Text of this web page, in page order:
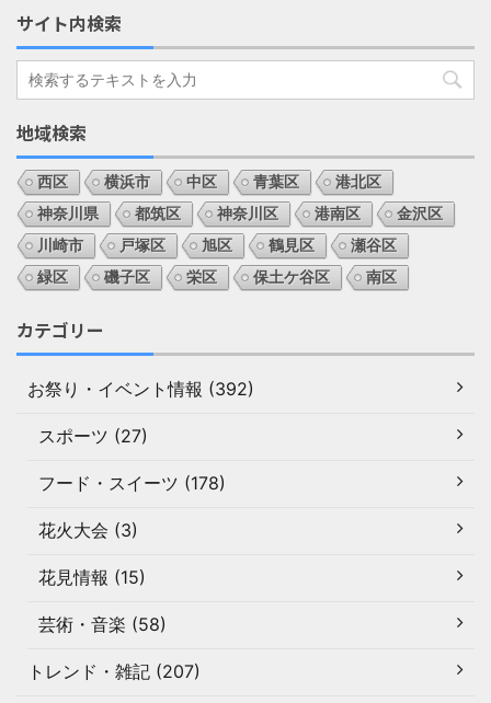
サイト内検索
地域検索
西区 横浜市 中区 青葉区
港北区
神奈川県
都筑区 神奈川区 港南区
金沢区
川崎市
戸塚区 旭区 鶴見区
瀬谷区
緑区
磯子区 栄区 保土ケ谷区 南区
カテゴリー
お祭り・イベント情報 (392)
スポーツ (27)
フード・スイーツ (178)
花火大会 (3)
花見情報 (15)
芸術・音楽 (58)
トレンド・雑記 (207)